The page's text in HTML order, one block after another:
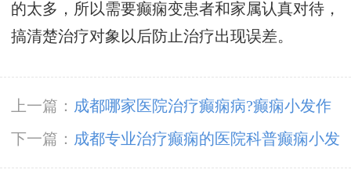
的太多，所以需要癫痫变患者和家属认真对待，
搞清楚治疗对象以后防止治疗出现误差。
上一篇： 成都哪家医院治疗癫痫病?癫痫小发作
有什么症状?
下一篇： 成都专业治疗癫痫的医院科普癫痫小发
作患者有什么症状?